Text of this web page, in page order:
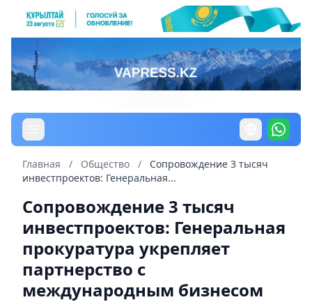
Главная / Общество /
Сопровождение 3 тысяч
инвестпроектов: Генеральная...
Сопровождение 3 тысяч
инвестпроектов: Генеральная
прокуратура укрепляет
партнерство с
международным бизнесом